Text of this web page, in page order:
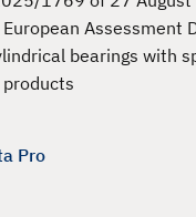
bearings with
Pro